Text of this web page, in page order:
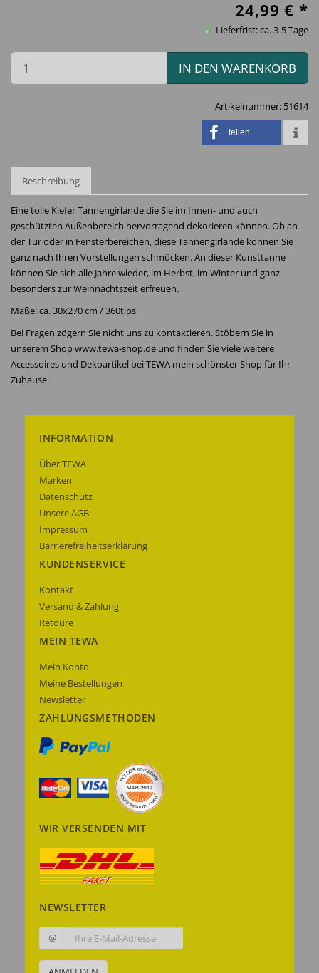
24,99 € *
Lieferfrist: ca. 3-5 Tage
IN DEN WARENKORB
Artikelnummer: 51614
teilen
Beschreibung
Eine tolle Kiefer Tannengirlande die Sie im Innen- und auch
geschützten Außenbereich hervorragend dekorieren können. Ob an
der Tür oder in Fensterbereichen, diese Tannengirlande können Sie
ganz nach Ihren Vorstellungen schmücken. An dieser Kunsttanne
können Sie sich alle Jahre wieder, im Herbst, im Winter und ganz
besonders zur Weihnachtszeit erfreuen.
Maße: ca. 30x270 cm / 360tips
Bei Fragen zögern Sie nicht uns zu kontaktieren. Stöbern Sie in
unserem Shop www.tewa-shop.de und finden Sie viele weitere
Accessoires und Dekoartikel bei TEWA mein schönster Shop für Ihr
Zuhause.
INFORMATION
Über TEWA
Marken
Datenschutz
Unsere AGB
Impressum
Barrierefreiheitserklärung
KUNDENSERVICE
Kontakt
Versand & Zahlung
Retoure
MEIN TEWA
Mein Konto
Meine Bestellungen
Newsletter
ZAHLUNGSMETHODEN
WIR VERSENDEN MIT
NEWSLETTER
@